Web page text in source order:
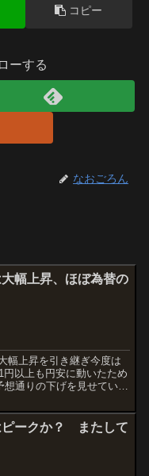
コピー
ーする
なおごろん
大幅上昇、ほぼ為替の
幅上昇を引き継ぎ今度は
円以上も円安に動いたため
通りの下げを見せてい
ピークか？ またして